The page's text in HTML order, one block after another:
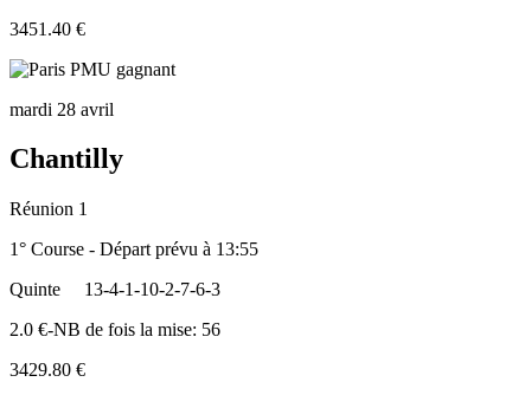
3451.40 €
mardi 28 avril
Chantilly
Réunion 1
1° Course - Départ prévu à 13:55
Quinte
13-4-1-10-2-7-6-3
2.0 €-NB de fois la mise: 56
3429.80 €